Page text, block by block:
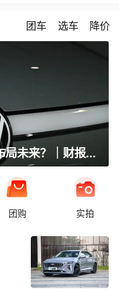
团车 选车 降价
利润腰斩之后，大众如何布局未来？｜财报全视角
团购 实拍